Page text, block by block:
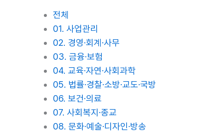
전체
01. 사업관리
02. 경영·회계·사무
03. 금융·보험
04. 교육·자연·사회과학
05. 법률·경찰·소방·교도·국방
06. 보건·의료
07. 사회복지·종교
08. 문화·예술·디자인·방송